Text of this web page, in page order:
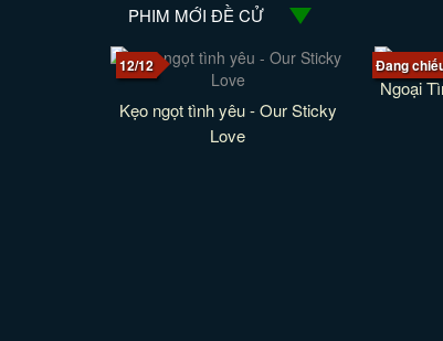
PHIM MỚI ĐỀ CỬ
12/12
Kẹo ngọt tình yêu - Our Sticky
Love
Đang
Ngoại